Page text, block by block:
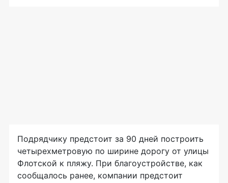
Подрядчику предстоит за 90 дней построить
четырехметровую по ширине дорогу от улицы
Флотской к пляжу. При благоустройстве, как
сообщалось ранее, компании предстоит